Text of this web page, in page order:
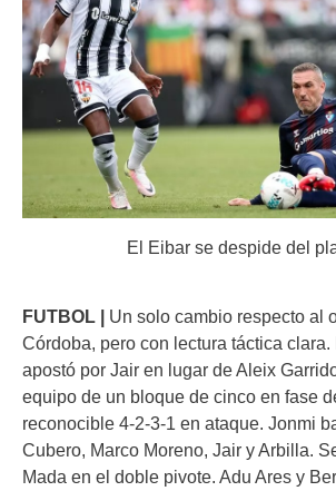
El Eibar se despide del
FUTBOL | Un solo cambio respecto al
Córdoba, pero con lectura táctica
apostó por Jair en lugar de Aleix
equipo de un bloque de cinco en fase
reconocible 4-2-3-1 en ataque. Jonmi
Cubero, Marco Moreno, Jair y Arbilla.
Mada en el doble pivote. Adu Ares y